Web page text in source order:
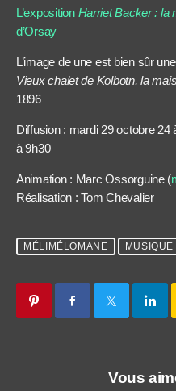
L’exposition Harriet Backer : la
d’Orsay
L’image de une est bien sûr
Vieux chalet de Kolbotn, la
1896
Diffusion : mardi 29 octobre
à 9h30
Animation : Marc Ossorguine (
Réalisation : Tom Chevalier
MÉLIMÉLOMANE MUSIQUE
Vous